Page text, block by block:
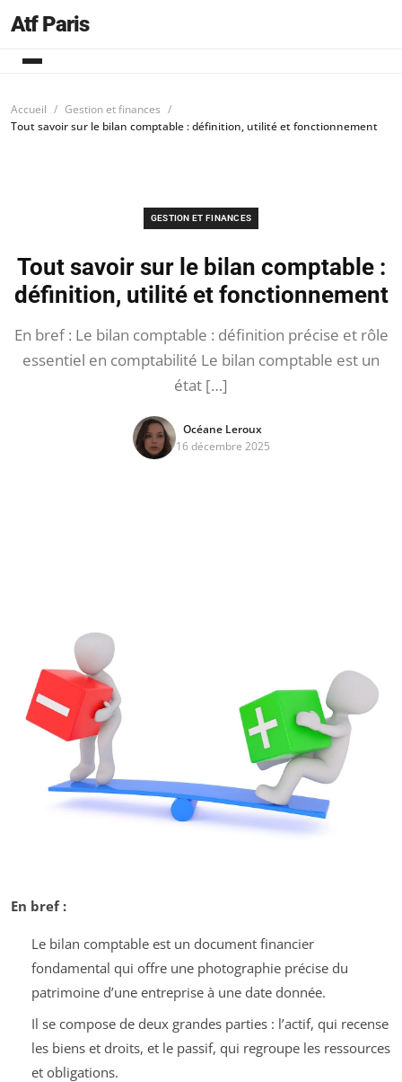
Atf Paris
Accueil
Gestion et finances
Tout savoir sur le bilan comptable : définition, utilité et fonctionnement
GESTION ET FINANCES
Tout savoir sur le bilan comptable :
définition, utilité et fonctionnement
En bref : Le bilan comptable : définition précise et rôle
essentiel en comptabilité Le bilan comptable est un
état […]
Océane Leroux
16 décembre 2025
En bref :
Le bilan comptable est un document financier
fondamental qui offre une photographie précise du
patrimoine d’une entreprise à une date donnée.
Il se compose de deux grandes parties : l’actif, qui recense
les biens et droits, et le passif, qui regroupe les ressources
et obligations.